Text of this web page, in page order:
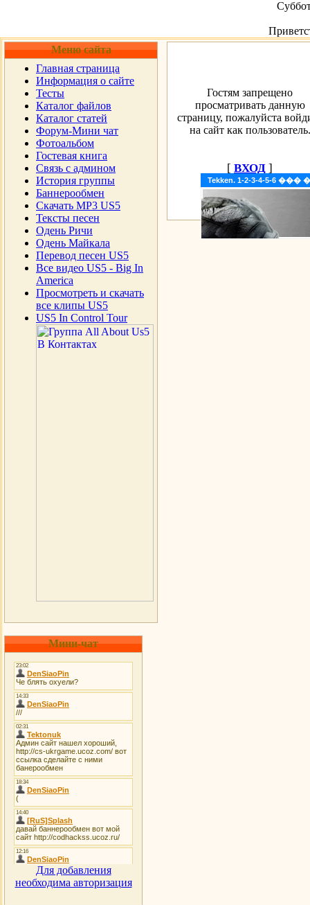
Меню сайта
Главная страница
Информация о сайте
Тесты
Каталог файлов
Каталог статей
Форум-Мини чат
Фотоальбом
Гостевая книга
Cвязь с админом
История группы
Баннерообмен
Скачать MP3 US5
Тексты песен
Одень Ричи
Одень Майкала
Перевод песен US5
Все видео US5 - Big In
America
Просмотреть и скачать
все клипы US5
US5 In Control Tour
Tekken. 1-2-3-4-5-6
Мини-чат
Для добавления
необходима авторизация
Гостям запрещено
просматривать данную
страницу, пожалуйста
на сайт как пользователь.
[ ВХОД ]